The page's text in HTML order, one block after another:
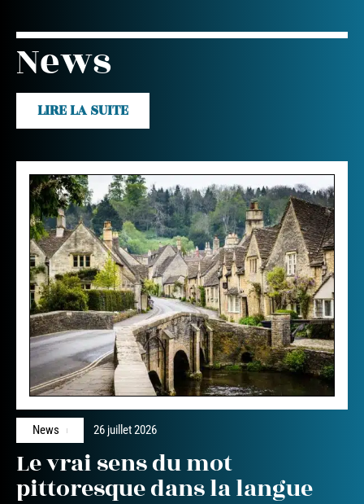
News
LIRE LA SUITE
News 26 juillet 2026
Le vrai sens du mot
pittoresque dans la langue